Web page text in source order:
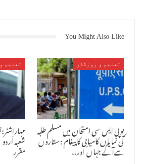
پرنسپل انصاری ضیاء الرحمن نے گلوں کا تحفہ
تپاک استقبال کیا ۔ نظامت عامر قریشی اور سیف
دی ۔ پروگرام کو کامیاب بنانے میں ثقافتی
نے اہم کردار ادا کیا ۔ اس پروگرام کو کامیاب
نوال قادری ، مقصود انصاری ، عطیہ فاروقی ،
انصاری ، حسنین انصاری ، کاشف مومن ، لقمان
عبدالواحد شیخ نے اپنا تعاون پیش کیا ۔
You Might Also Like
تعلیم و روزگار
یوپی ایس سی امتحان میں مسلم طلبہ
کی نمایاں کامیابی کا پیغام :ستاروں
سےآگے جہاں اور…
تعلیم
شعبہ
مقرر